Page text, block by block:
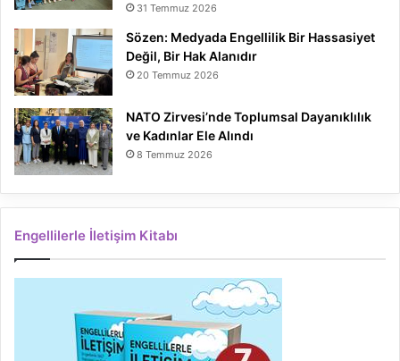
31 Temmuz 2026
Sözen: Medyada Engellilik Bir Hassasiyet
Değil, Bir Hak Alanıdır
20 Temmuz 2026
NATO Zirvesi’nde Toplumsal Dayanıklılık
ve Kadınlar Ele Alındı
8 Temmuz 2026
Engellilerle İletişim Kitabı